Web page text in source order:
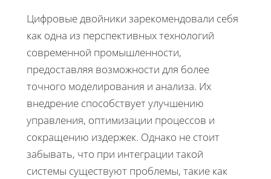
Цифровые двойники зарекомендовали себя
как одна из перспективных технологий
современной промышленности,
предоставляя возможности для более
точного моделирования и анализа. Их
внедрение способствует улучшению
управления, оптимизации процессов и
сокращению издержек. Однако не стоит
забывать, что при интеграции такой
системы существуют проблемы, такие как